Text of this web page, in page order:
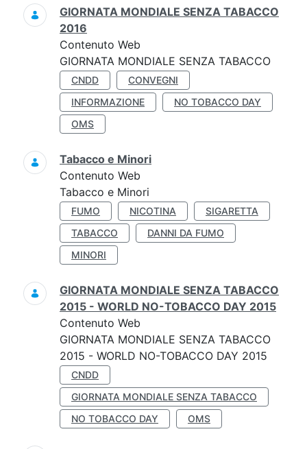
GIORNATA MONDIALE SENZA TABACCO
2016
Contenuto Web
GIORNATA MONDIALE SENZA TABACCO
CNDD
CONVEGNI
INFORMAZIONE
NO TOBACCO DAY
OMS
Tabacco e Minori
Contenuto Web
Tabacco e Minori
FUMO NICOTINA
SIGARETTA
TABACCO
DANNI DA FUMO
MINORI
GIORNATA MONDIALE SENZA TABACCO
2015 - WORLD NO-TOBACCO DAY 2015
Contenuto Web
GIORNATA MONDIALE SENZA TABACCO
2015 - WORLD NO-TOBACCO DAY 2015
CNDD
GIORNATA MONDIALE SENZA TABACCO
NO TOBACCO DAY
OMS